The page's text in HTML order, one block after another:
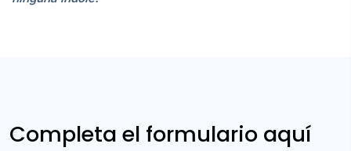
Completa el formulario aquí